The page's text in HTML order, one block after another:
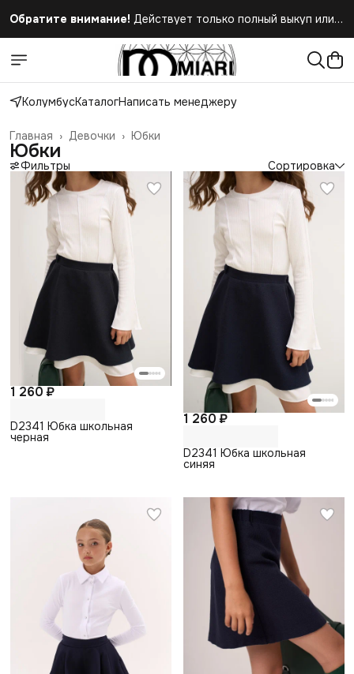
Обратите внимание! Действует только полный выкуп или
КолумбусКаталогНаписать менеджеру
Юбки
Девочки ›
Главная ›
Юбки
Фильтры Сортировка
1 260 ₽
D2341 Юбка школьная
черная
1 260 ₽
D2341 Юбка школьная
синяя